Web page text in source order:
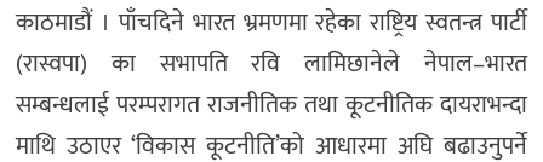
काठमाडौं । पाँचदिने भारत भ्रमणमा रहेका राष्ट्रिय स्वतन्त्र पार्टी
(रास्वपा) का सभापति रवि लामिछानेले नेपाल–भारत
सम्बन्धलाई परम्परागत राजनीतिक तथा कूटनीतिक दायराभन्दा
माथि उठाएर ‘विकास कूटनीति’को आधारमा अघि बढाउनुपर्ने